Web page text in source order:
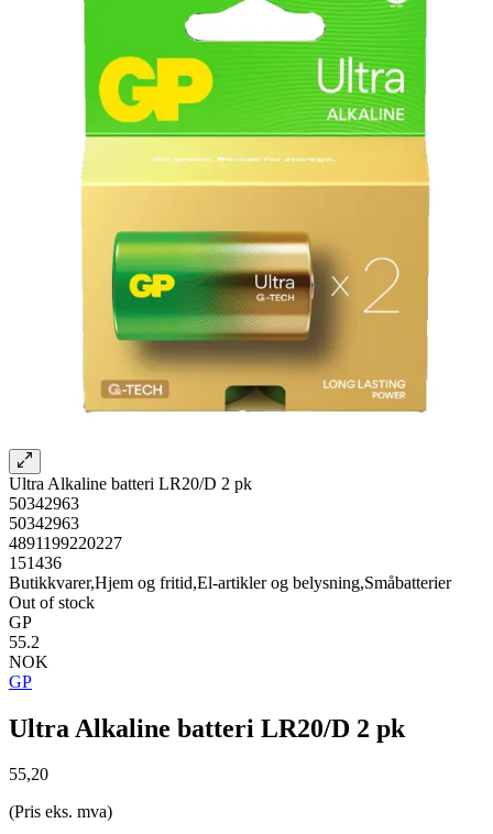
Ultra Alkaline batteri LR20/D 2 pk
50342963
50342963
4891199220227
151436
Butikkvarer,Hjem og fritid,El-artikler og belysning,Småbatterier
Out of stock
GP
55.2
NOK
GP
Ultra Alkaline batteri LR20/D 2 pk
55,20
(Pris eks. mva)